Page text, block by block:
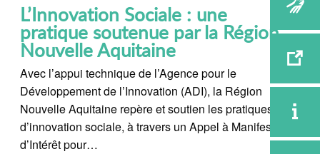
L’Innovation Sociale : une
pratique soutenue par la Région
Nouvelle Aquitaine
Avec l’appui technique de l’Agence pour le
Développement de l’Innovation (ADI), la Région
Nouvelle Aquitaine repère et soutien les pratiques
d’innovation sociale, à travers un Appel à Manifestation
d’Intérêt pour…